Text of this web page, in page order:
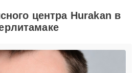
центра Hurakan в